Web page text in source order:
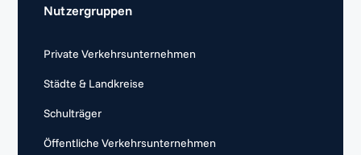
Nutzergruppen
Private Verkehrsunternehmen
Städte & Landkreise
Schulträger
Öffentliche Verkehrsunternehmen